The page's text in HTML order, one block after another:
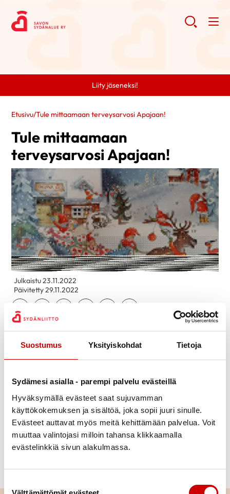
Suostumus Yksityiskohdat Tietoja
Sydämesi asialla - parempi palvelu evästeillä
Hyväksymällä evästeet saat sujuvamman
käyttökokemuksen ja sisältöä, joka sopii juuri sinulle.
Evästeet auttavat myös meitä kehittämään palvelua. Voit
muuttaa valintojasi milloin tahansa klikkaamalla
evästelinkkiä sivun alakulmassa.
Liity jäseneksi!
Etusivu/Tule mittaamaan terveysarvosi Apajaan!
Tule mittaamaan
terveysarvosi Apajaan!
Julkaistu 23.11.2022
Päivitetty 29.11.2022
Jaa Whatsapp
Jaa FacebookJaa TwitterJaa Linkedin
Jaa EmailJaa Print
Tule rohkeasti mittaamaan terveysarvosi, saat
lahjaksi joulukalenterin.
klo 10-12
Mittaukset ovat maksullisia.
Lisätietoja: Mari Härkönen, puh. 017 261 1834,
mari.harkonen@sydan.fi
Tervetuloa!